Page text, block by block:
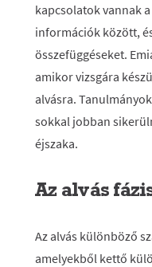
kapcsolatok vannak
információk között,
összefüggéseket.
amikor vizsgára
alvásra.
sokkal jobban
éjszaka.
Az alvás
Az alvás különböző
amelyekből kettő